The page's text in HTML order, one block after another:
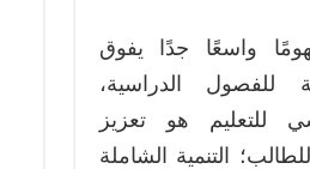
واسعًا جدًا يفوق
للفصول الدراسية،
للتعليم هو تعزيز
التنمية الشاملة